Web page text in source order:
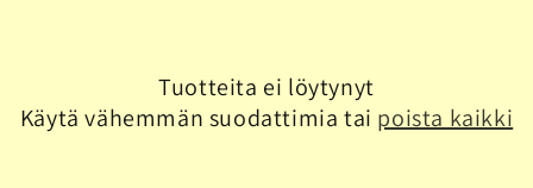
a
Tuotteita ei löytynyt
Käytä vähemmän suodattimia tai poista kaikki